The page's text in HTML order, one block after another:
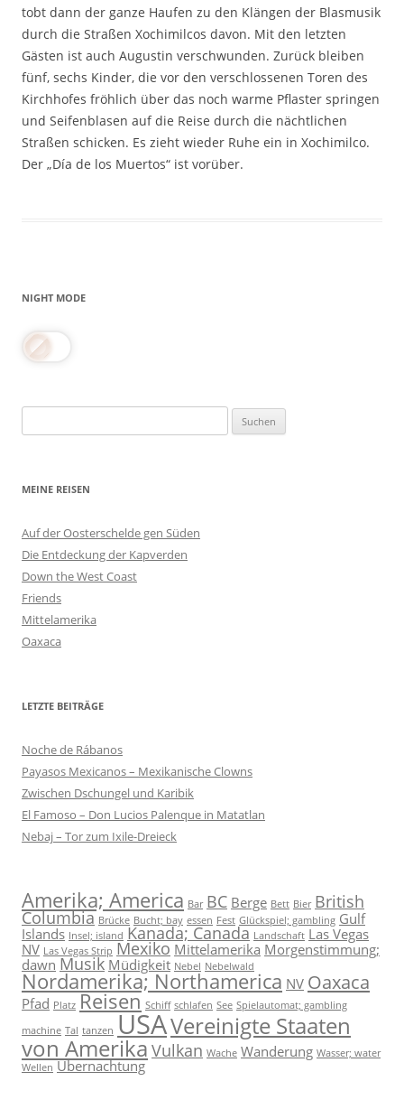
tobt dann der ganze Haufen zu den Klängen der Blasmusik
durch die Straßen Xochimilcos davon. Mit den letzten
Gästen ist auch Augustin verschwunden. Zurück bleiben
fünf, sechs Kinder, die vor den verschlossenen Toren des
Kirchhofes fröhlich über das noch warme Pflaster springen
und Seifenblasen auf die Reise durch die nächtlichen
Straßen schicken. Es zieht wieder Ruhe ein in Xochimilco.
Der „Día de los Muertos“ ist vorüber.
NIGHT MODE
nach:
MEINE REISEN
Auf der Oosterschelde gen Süden
Die Entdeckung der Kapverden
Down the West Coast
Friends
Mittelamerika
Oaxaca
LETZTE BEITRÄGE
Noche de Rábanos
Payasos Mexicanos – Mexikanische Clowns
Zwischen Dschungel und Karibik
El Famoso – Don Lucios Palenque in Matatlan
Nebaj – Tor zum Ixile-Dreieck
Amerika; America Bar BC Berge Bett Bier British
Columbia Brücke Bucht; bay essen Fest Glückspiel; gambling Gulf
Islands Insel; island Kanada; Canada Landschaft Las Vegas
NV Las Vegas Strip Mexiko Mittelamerika Morgenstimmung;
dawn Musik Müdigkeit Nebel Nebelwald
Nordamerika; Northamerica NV Oaxaca
Pfad Platz Reisen Schiff schlafen See Spielautomat; gambling
machine Tal tanzen USAVereinigte Staaten
von AmerikaVulkan Wache Wanderung Wasser; water
Wellen Übernachtung